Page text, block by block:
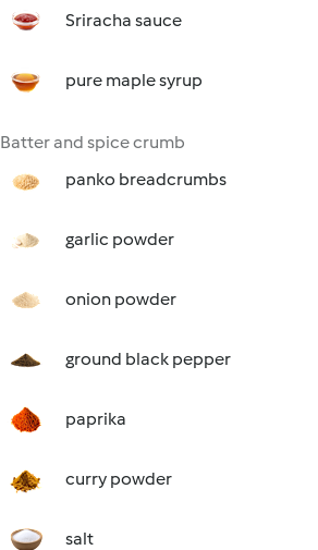
Sriracha sauce
pure maple syrup
Batter and spice crumb
panko breadcrumbs
garlic powder
onion powder
ground black pepper
paprika
curry powder
salt